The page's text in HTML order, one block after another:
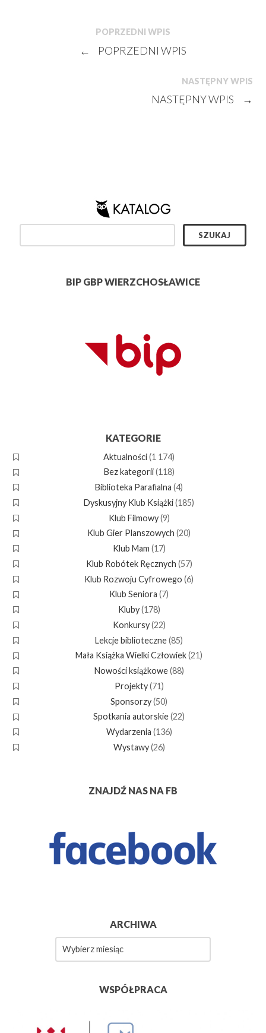
POPRZEDNI WPIS
← POPRZEDNI WPIS
NASTĘPNY WPIS
NASTĘPNY WPIS →
BIP GBP WIERZCHOSŁAWICE
KATEGORIE
Aktualności(1 174)
Bez kategorii(118)
Biblioteka Parafialna (4)
Dyskusyjny Klub Książki(185)
Klub Filmowy(9)
Klub Gier Planszowych (20)
Klub Mam (17)
Klub Robótek Ręcznych (57)
Klub Rozwoju Cyfrowego (6)
Klub Seniora (7)
Kluby(178)
Konkursy(22)
Lekcje biblioteczne(85)
Mała Książka Wielki Człowiek(21)
Nowości książkowe(88)
Projekty(71)
Sponsorzy(50)
Spotkania autorskie(22)
Wydarzenia (136)
Wystawy(26)
ZNAJDŹ NAS NA FB
ARCHIWA
WSPÓŁPRACA